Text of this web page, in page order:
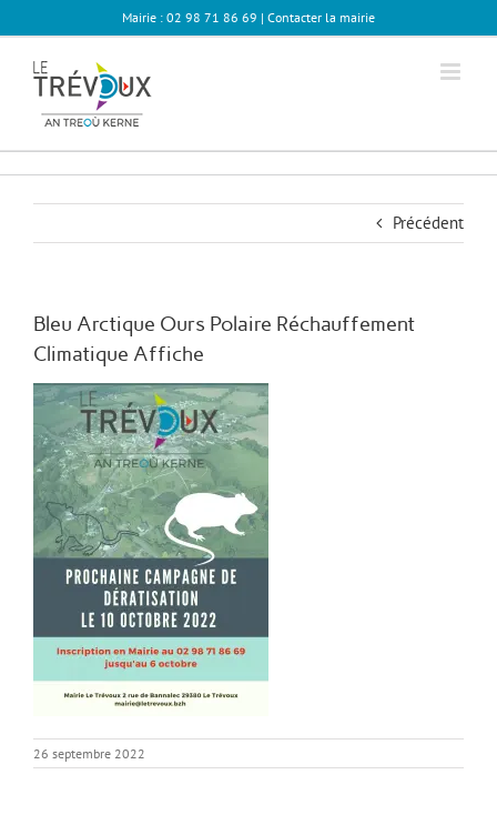
au
Mairie : 02 98 71 86 69 | Contacter la mairie
Précédent
Bleu Arctique Ours Polaire Réchauffement
Climatique Affiche
26 septembre 2022